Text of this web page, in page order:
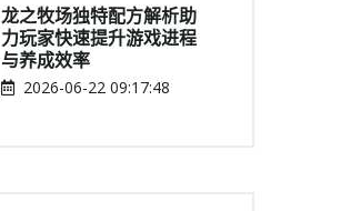
龙之牧场独特配方解析助
力玩家快速提升游戏进程
与养成效率
2026-06-22 09:17:48